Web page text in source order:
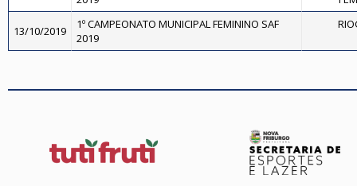
13/10/2019
1º CAMPEONATO MUNICIPAL FEMININO SAF
2019